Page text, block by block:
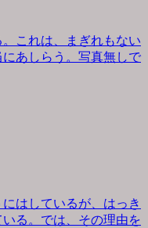
これは、まぎれもない
あしらう。写真無しで
はしているが、はっき
る。では、その理由を